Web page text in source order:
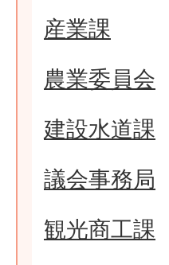
産業課
農業委員会
建設水道課
議会事務局
観光商工課